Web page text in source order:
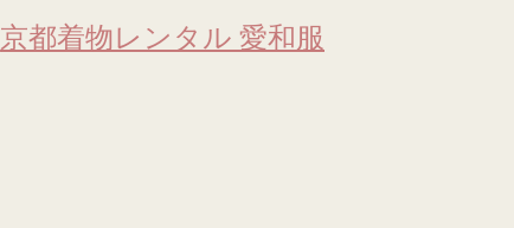
京都着物レンタル 愛和服